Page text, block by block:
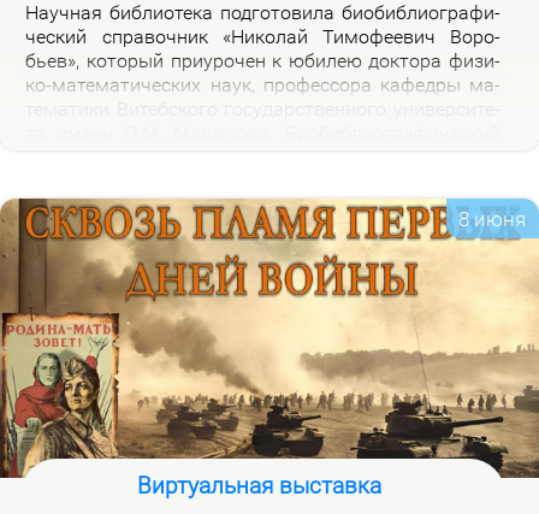
На­уч­ная биб­лио­те­ка под­го­то­ви­ла био­биб­лио­гра­фи­
че­ский спра­воч­ник «Ни­ко­лай Ти­мо­фе­е­вич Во­ро­
бьев», ко­то­рый при­уро­чен к юби­лею док­то­ра физи­
ко-ма­те­ма­ти­че­ских на­ук, про­фес­со­ра ка­фед­ры ма­
2026 го­дов и пуб­ли­ка­ций о нем и его ра­бо­тах. Спра­
воч­ник пред­на­зна­чен для на­уч­ных ра­бот­ни­ков, пре­
по­да­ва­те­лей, ас­пи­ран­тов, сту­ден­тов, всех тех, кто
ин­те­ре­су­ет­ся тео­ри­ей клас­сов ко­неч­ных групп и ме­
то­ди­кой пре­по­да­ва­ния ма­те­ма­ти­ки в шко­ле и ву­зе,
а так­же жиз­нью и де­я­тель­но­стью Ни­ко­лая Ти­мо­фе­
е­ви­ча Во­ро­бье­ва.
8 июня
Виртуальная выставка